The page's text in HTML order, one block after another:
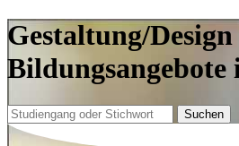
Gestaltung/Design
Bildungsangebote
Suchen